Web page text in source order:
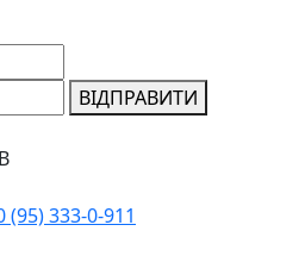
ВІДПРАВИТИ
(95) 333-0-911